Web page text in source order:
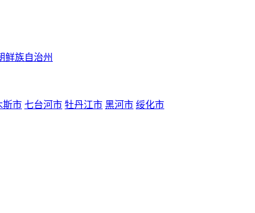
鲜族自治州
斯市 七台河市 牡丹江市 黑河市 绥化市